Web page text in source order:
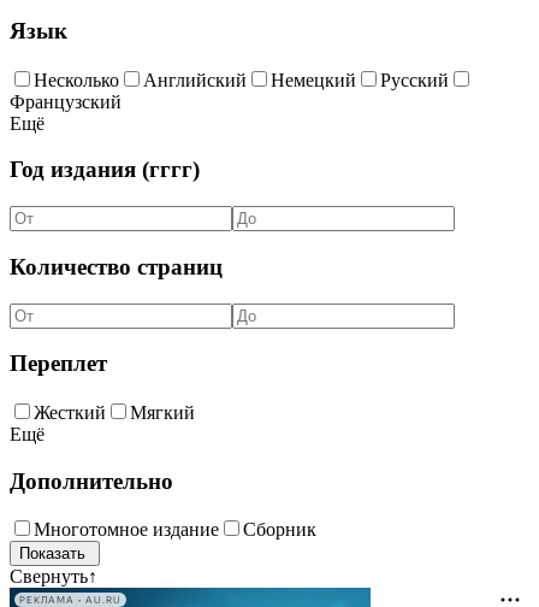
Язык
Несколько Английский Немецкий
Русский
Французский
Ещё
Год издания (гггг)
Количество страниц
Переплет
Жесткий
Мягкий
Ещё
Дополнительно
Многотомное издание Сборник
Свернуть↑
РЕКЛАМА • AU.RU